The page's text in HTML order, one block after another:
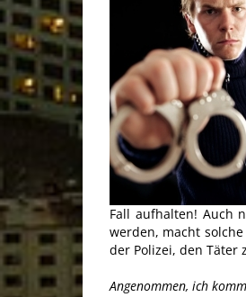
Fall aufhalten! Auch
werden, macht
der Polizei, den Täter
Angenommen, ich